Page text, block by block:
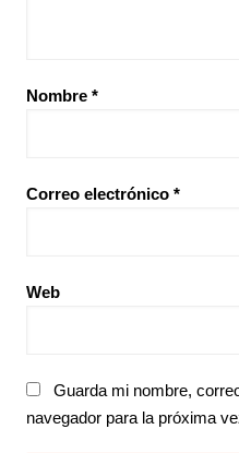
Nombre *
Correo electrónico *
Web
Guarda mi nombre,
navegador para la próxima